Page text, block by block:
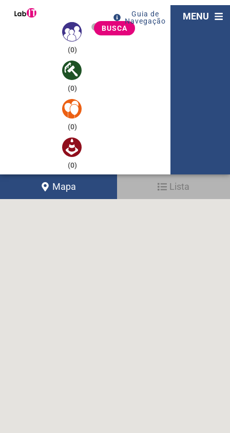
(0)
(0)
(0)
(0)
BUSCA
Guia de
Navegação
MENU
Mapa Lista